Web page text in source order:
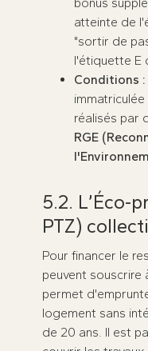
atteinte de
"sortir de
l'étiquette E
Conditions :
réalisés par
RGE
5.2. L’Éco-
PTZ)
Pour financer le
peuvent souscrire
permet
logement sans
de 20 ans. Il est